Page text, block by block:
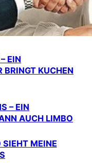
EIN
BRINGT KUCHEN
– EIN
AUCH LIMBO
SIEHT MEINE